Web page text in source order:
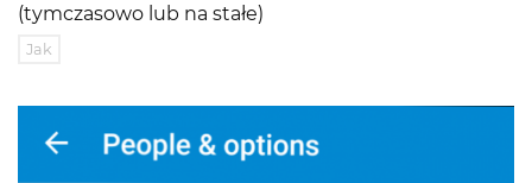
(tymczasowo lub na stałe)
Jak